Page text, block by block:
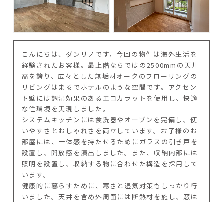
こんにちは、ダンリノです。今回の物件は海外生活を
経験されたお客様。最上階ならではの2500mmの天井
高を誇り、広々とした無垢材オークのフローリングの
リビングはまるでホテルのような空間です。アクセン
ト壁には調湿効果のあるエコカラットを使用し、快適
な住環境を実現しました。
システムキッチンには食洗器やオーブンを完備し、使
いやすさとおしゃれさを両立しています。お子様のお
部屋には、一体感を持たせるためにガラスの引き戸を
設置し、開放感を演出しました。また、収納内部には
照明を設置し、収納する物に合わせた構造を採用して
います。
健康的に暮らすために、寒さと湿気対策もしっかり行
いました。天井を含め外周面には断熱材を施し、窓は